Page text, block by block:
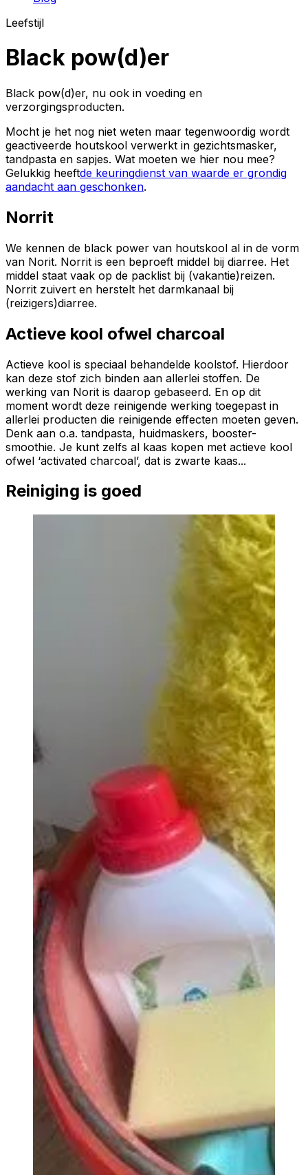
Leefstijl
Black pow(d)er
Black pow(d)er, nu ook in voeding en
verzorgingsproducten.
Mocht je het nog niet weten maar tegenwoordig wordt
geactiveerde houtskool verwerkt in gezichtsmasker,
tandpasta en sapjes. Wat moeten we hier nou mee?
Gelukkig heeftde keuringdienst van waarde er grondig
aandacht aan geschonken.
Norrit
We kennen de black power van houtskool al in de vorm
van Norit. Norrit is een beproeft middel bij diarree. Het
middel staat vaak op de packlist bij (vakantie)reizen.
Norrit zuivert en herstelt het darmkanaal bij
(reizigers)diarree.
Actieve kool ofwel charcoal
Actieve kool is speciaal behandelde koolstof. Hierdoor
kan deze stof zich binden aan allerlei stoffen. De
werking van Norit is daarop gebaseerd. En op dit
moment wordt deze reinigende werking toegepast in
allerlei producten die reinigende effecten moeten geven.
Denk aan o.a. tandpasta, huidmaskers, booster-
smoothie. Je kunt zelfs al kaas kopen met actieve kool
ofwel ‘activated charcoal’, dat is zwarte kaas...
Reiniging is goed